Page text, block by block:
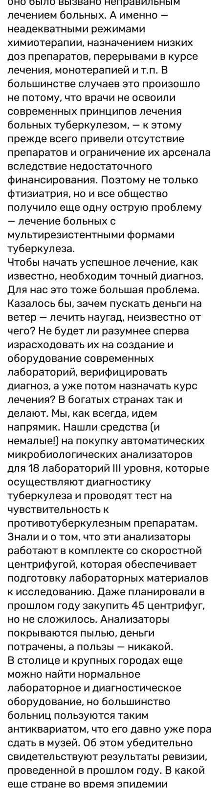
лечением больных. А именно —
неадекватными режимами
химиотерапии, назначением низких
доз препаратов, перерывами в курсе
лечения, монотерапией и т.п. В
большинстве случаев это произошло
не потому, что врачи не освоили
современных принципов лечения
больных туберкулезом, — к этому
прежде всего привели отсутствие
препаратов и ограничение их арсенала
вследствие недостаточного
финансирования. Поэтому не только
фтизиатрия, но и все общество
получило еще одну острую проблему
— лечение больных с
мультирезистентными формами
туберкулеза.
Чтобы начать успешное лечение, как
известно, необходим точный диагноз.
Для нас это тоже большая проблема.
Казалось бы, зачем пускать деньги на
ветер — лечить наугад, неизвестно от
чего? Не будет ли разумнее сперва
израсходовать их на создание и
оборудование современных
лабораторий, верифицировать
диагноз, а уже потом назначать курс
лечения? В богатых странах так и
делают. Мы, как всегда, идем
напрямик. Нашли средства (и
немалые!) на покупку автоматических
микробиологических анализаторов
для 18 лабораторий ІІІ уровня, которые
осуществляют диагностику
туберкулеза и проводят тест на
чувствительность к
противотуберкулезным препаратам.
Знали и о том, что эти анализаторы
работают в комплекте со скоростной
центрифугой, которая обеспечивает
подготовку лабораторных материалов
к исследованию. Даже планировали в
прошлом году закупить 45 центрифуг,
но не сложилось. Анализаторы
покрываются пылью, деньги
потрачены, а пользы — никакой.
В столице и крупных городах еще
можно найти нормальное
лабораторное и диагностическое
оборудование, но большинство
больниц пользуются таким
антиквариатом, что его давно уже пора
сдать в музей. Об этом убедительно
свидетельствуют результаты ревизии,
проведенной в прошлом году. В какой
еще стране во время эпидемии